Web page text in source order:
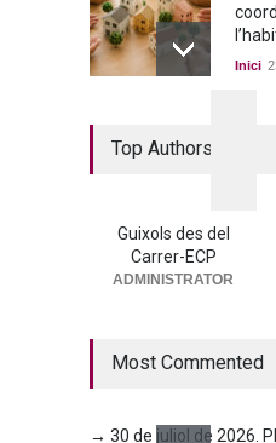
Inici
→ 25 de juny de 2026. Ple
Top Authors
Guixols des del
Carrer-ECP
ADMINISTRATOR
Most Commented
→ 30 de juliol de 2026.